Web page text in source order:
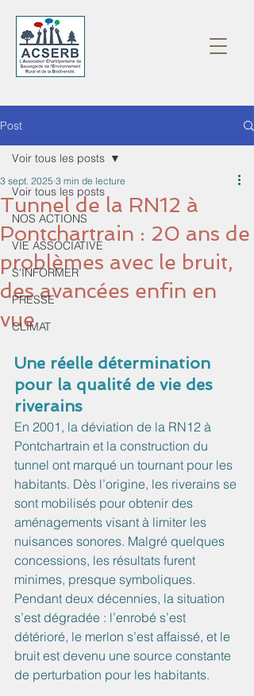
Post
Voir tous les posts
NOS ACTIONS
VIE ASSOCIATIVE
S'INFORMER
PRESSE
CLIMAT
Voir tous les posts
Tunnel de la RN12 à
Pontchartrain : 20 ans de
problèmes avec le bruit,
des avancées enfin en
vue
3 sept. 2025 3 min de lecture
Une réelle détermination
pour la qualité de vie des
riverains
En 2001, la déviation de la RN12 à
Pontchartrain et la construction du
tunnel ont marqué un tournant pour les
habitants. Dès l’origine, les riverains se
sont mobilisés pour obtenir des
aménagements visant à limiter les
nuisances sonores. Malgré quelques
concessions, les résultats furent
minimes, presque symboliques.
Pendant deux décennies, la situation
s’est dégradée : l’enrobé s’est
détérioré, le merlon s’est affaissé, et le
bruit est devenu une source constante
de perturbation pour les habitants.